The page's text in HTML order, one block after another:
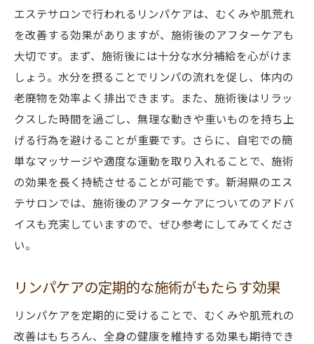
エステサロンで行われるリンパケアは、むくみや肌荒れ
を改善する効果がありますが、施術後のアフターケアも
大切です。まず、施術後には十分な水分補給を心がけま
しょう。水分を摂ることでリンパの流れを促し、体内の
老廃物を効率よく排出できます。また、施術後はリラッ
クスした時間を過ごし、無理な動きや重いものを持ち上
げる行為を避けることが重要です。さらに、自宅での簡
単なマッサージや適度な運動を取り入れることで、施術
の効果を長く持続させることが可能です。新潟県のエス
テサロンでは、施術後のアフターケアについてのアドバ
イスも充実していますので、ぜひ参考にしてみてくださ
い。
リンパケアの定期的な施術がもたらす効果
リンパケアを定期的に受けることで、むくみや肌荒れの
改善はもちろん、全身の健康を維持する効果も期待でき